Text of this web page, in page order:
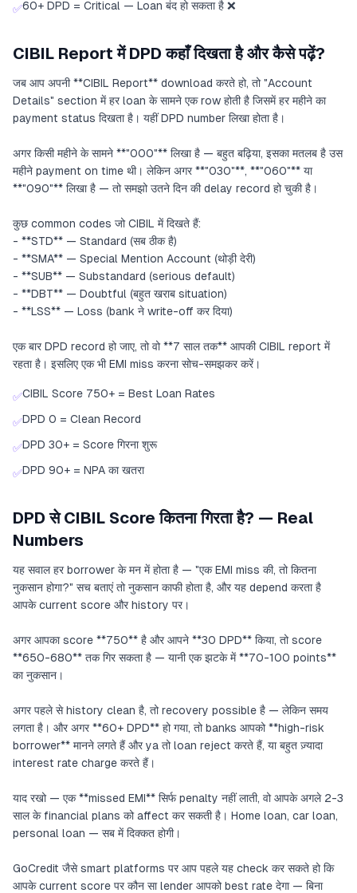
✅60+ DPD = Critical — Loan बंद हो सकता है ❌
CIBIL Report में DPD कहाँ दिखता है और कैसे पढ़ें?
जब आप अपनी **CIBIL Report** download करते हो, तो "Account
Details" section में हर loan के सामने एक row होती है जिसमें हर महीने का
payment status दिखता है। यहीं DPD number लिखा होता है।
अगर किसी महीने के सामने **"000"** लिखा है — बहुत बढ़िया, इसका मतलब है उस
महीने payment on time थी। लेकिन अगर **"030"**, **"060"** या
**"090"** लिखा है — तो समझो उतने दिन की delay record हो चुकी है।
कुछ common codes जो CIBIL में दिखते हैं:
- **STD** — Standard (सब ठीक है)
- **SMA** — Special Mention Account (थोड़ी देरी)
- **SUB** — Substandard (serious default)
- **DBT** — Doubtful (बहुत खराब situation)
- **LSS** — Loss (bank ने write-off कर दिया)
एक बार DPD record हो जाए, तो वो **7 साल तक** आपकी CIBIL report में
रहता है। इसलिए एक भी EMI miss करना सोच-समझकर करें।
✅CIBIL Score 750+ = Best Loan Rates
✅DPD 0 = Clean Record
✅DPD 30+ = Score गिरना शुरू
✅DPD 90+ = NPA का खतरा
DPD से CIBIL Score कितना गिरता है? — Real
Numbers
यह सवाल हर borrower के मन में होता है — "एक EMI miss की, तो कितना
नुकसान होगा?" सच बताएं तो नुकसान काफी होता है, और यह depend करता है
आपके current score और history पर।
अगर आपका score **750** है और आपने **30 DPD** किया, तो score
**650-680** तक गिर सकता है — यानी एक झटके में **70-100 points**
का नुकसान।
अगर पहले से history clean है, तो recovery possible है — लेकिन समय
लगता है। और अगर **60+ DPD** हो गया, तो banks आपको **high-risk
borrower** मानने लगते हैं और ya तो loan reject करते हैं, या बहुत ज़्यादा
interest rate charge करते हैं।
याद रखो — एक **missed EMI** सिर्फ penalty नहीं लाती, वो आपके अगले 2-3
साल के financial plans को affect कर सकती है। Home loan, car loan,
personal loan — सब में दिक्कत होगी।
GoCredit जैसे smart platforms पर आप पहले यह check कर सकते हो कि
आपके current score पर कौन सा lender आपको best rate देगा — बिना